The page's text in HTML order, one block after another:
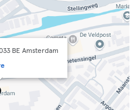
BE Amsterdam